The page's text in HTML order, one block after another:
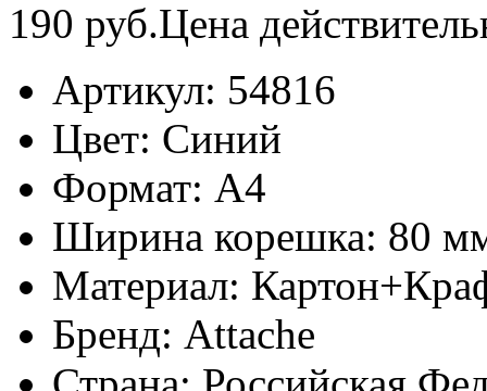
190 руб.Цена
Артикул: 54816
Цвет: Синий
Формат: А4
Ширина корешка: 80
Материал:
Бренд: Attache